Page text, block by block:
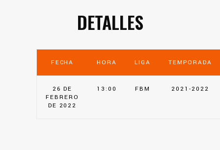
DETALLES
FECHA HORA LIGA TEMPORADA
26 DE
FEBRERO
DE 2022
13:00 FBM 2021-2022